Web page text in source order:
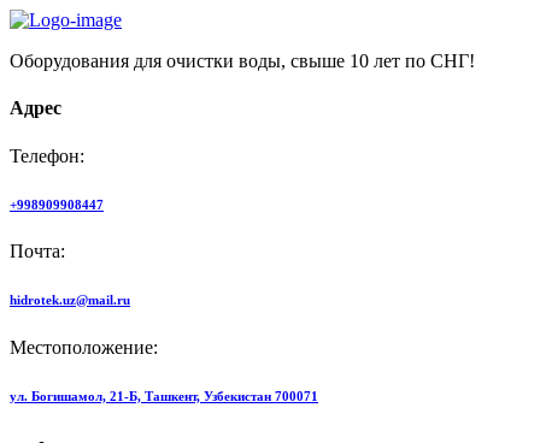
Оборудования для очистки воды, свыше 10 лет по СНГ!
Адрес
Телефон:
+998909908447
Почта:
hidrotek.uz@mail.ru
Местоположение:
ул. Богишамол, 21-Б, Ташкент, Узбекистан 700071